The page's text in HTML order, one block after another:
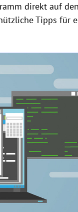
direkt auf
Tipps für